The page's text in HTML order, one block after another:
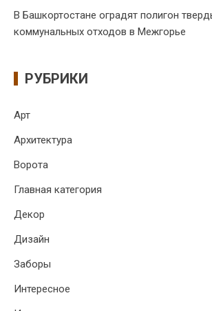
В Башкортостане оградят полигон
коммунальных отходов в Межгорье
РУБРИКИ
Арт
Архитектура
Ворота
Главная категория
Декор
Дизайн
Заборы
Интересное